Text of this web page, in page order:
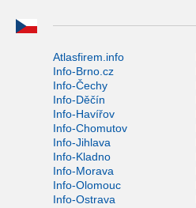
Atlasfirem.info
Info-Brno.cz
Info-Čechy
Info-Děčín
Info-Havířov
Info-Chomutov
Info-Jihlava
Info-Kladno
Info-Morava
Info-Olomouc
Info-Ostrava